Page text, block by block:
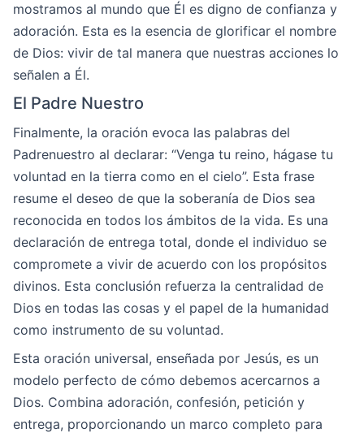
mostramos al mundo que Él es digno de confianza y
adoración. Esta es la esencia de glorificar el nombre
de Dios: vivir de tal manera que nuestras acciones lo
señalen a Él.
El Padre Nuestro
Finalmente, la oración evoca las palabras del
Padrenuestro al declarar: “Venga tu reino, hágase tu
voluntad en la tierra como en el cielo”. Esta frase
resume el deseo de que la soberanía de Dios sea
reconocida en todos los ámbitos de la vida. Es una
declaración de entrega total, donde el individuo se
compromete a vivir de acuerdo con los propósitos
divinos. Esta conclusión refuerza la centralidad de
Dios en todas las cosas y el papel de la humanidad
como instrumento de su voluntad.
Esta oración universal, enseñada por Jesús, es un
modelo perfecto de cómo debemos acercarnos a
Dios. Combina adoración, confesión, petición y
entrega, proporcionando un marco completo para